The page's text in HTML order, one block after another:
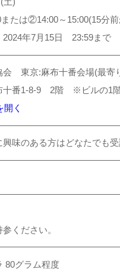
たは②14:00～15:00(15分
年7月15日 23:59まで
会 東京:麻布十番会場(最寄
十番1-8-9 2階 ※ビルの1
開く
味のある方はどなたでも受
ください。
80グラム程度